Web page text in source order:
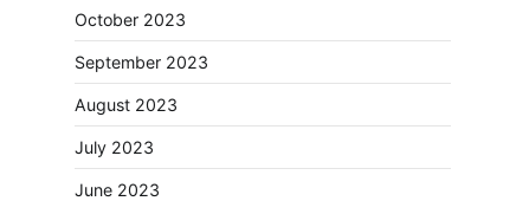
October 2023
September 2023
August 2023
July 2023
June 2023